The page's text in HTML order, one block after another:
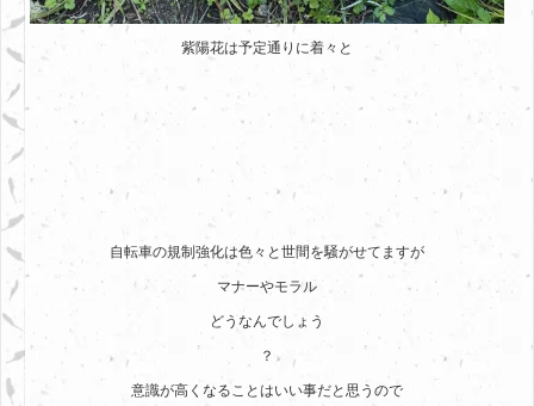
紫陽花は予定通りに着々と
自転車の規制強化は色々と世間を騒がせてますが
マナーやモラル
どうなんでしょう
？
意識が高くなることはいい事だと思うので